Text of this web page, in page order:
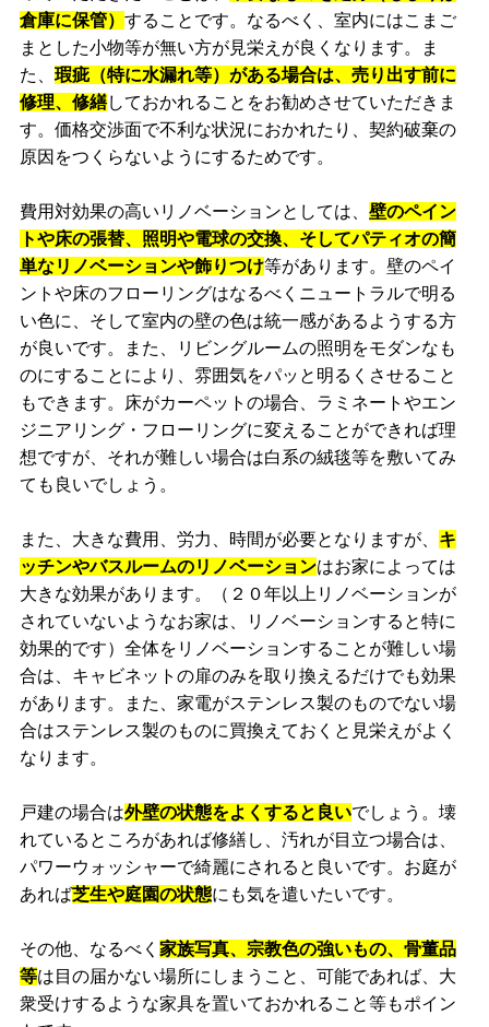
倉庫に保管） することです。なるべく、室内にはこまご
まとした小物等が無い方が見栄えが良くなります。ま
た、 瑕疵（特に水漏れ等）がある場合は、売り出す前に
修理、修繕しておかれることをお勧めさせていただきま
す。価格交渉面で不利な状況におかれたり、契約破棄の
原因をつくらないようにするためです。
費用対効果の高いリノベーションとしては、 壁のペイン
トや床の張替、照明や電球の交換、そしてパティオの簡
単なリノベーションや飾りつけ等があります。壁のペイ
ントや床のフローリングはなるべくニュートラルで明る
い色に、そして室内の壁の色は統一感があるようする方
が良いです。また、リビングルームの照明をモダンなも
のにすることにより、雰囲気をパッと明るくさせること
もできます。床がカーペットの場合、ラミネートやエン
ジニアリング・フローリングに変えることができれば理
想ですが、それが難しい場合は白系の絨毯等を敷いてみ
ても良いでしょう。
また、大きな費用、労力、時間が必要となりますが、 キ
ッチンやバスルームのリノベーションはお家によっては
大きな効果があります。（２０年以上リノベーションが
されていないようなお家は、リノベーションすると特に
効果的です）全体をリノベーションすることが難しい場
合は、キャビネットの扉のみを取り換えるだけでも効果
があります。また、家電がステンレス製のものでない場
合はステンレス製のものに買換えておくと見栄えがよく
なります。
戸建の場合は外壁の状態をよくすると良いでしょう。壊
れているところがあれば修繕し、汚れが目立つ場合は、
パワーウォッシャーで綺麗にされると良いです。お庭が
あれば芝生や庭園の状態にも気を遣いたいです。
その他、なるべく 家族写真、宗教色の強いもの、骨董品
等は目の届かない場所にしまうこと、可能であれば、大
衆受けするような家具を置いておかれること等もポイン